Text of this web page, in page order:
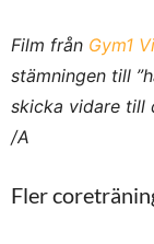
Film från Gym1
stämningen till
skicka vidare till
/A
Fler